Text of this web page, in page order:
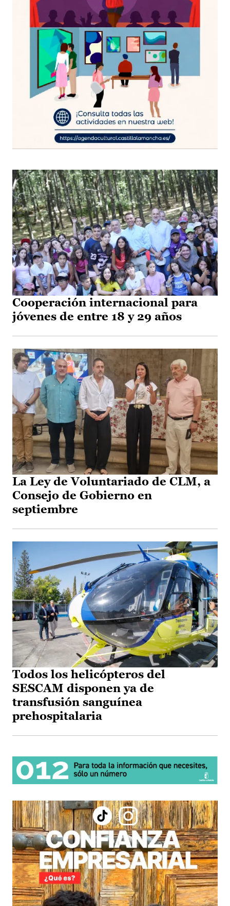
Cooperación internacional para
jóvenes de entre 18 y 29 años
La Ley de Voluntariado de CLM, a
Consejo de Gobierno en
septiembre
Todos los helicópteros del
SESCAM disponen ya de
transfusión sanguínea
prehospitalaria